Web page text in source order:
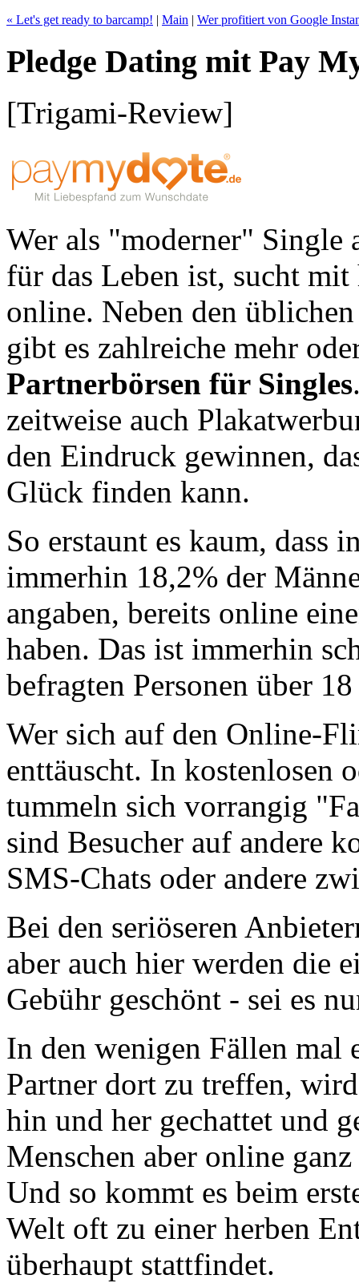
« Let's get ready to barcamp! | Main | Wer profitiert von Google
Pledge Dating mit Pay
[Trigami-Review]
Wer als "moderner" Single
für das Leben ist, sucht
online. Neben den
gibt es zahlreiche mehr
Partnerbörsen für Singles
zeitweise auch
den Eindruck gewinnen,
Glück finden kann.
So erstaunt es kaum, dass
immerhin 18,2% der
angaben, bereits online
haben. Das ist immerhin
befragten Personen über
Wer sich auf den Online-
enttäuscht. In kostenlosen
tummeln sich vorrangig
sind Besucher auf andere
SMS-Chats oder andere
Bei den seriöseren
aber auch hier werden die
Gebühr geschönt - sei es
In den wenigen Fällen mal
Partner dort zu treffen,
hin und her gechattet und
Menschen aber online
Und so kommt es beim
Welt oft zu einer herben
überhaupt stattfindet.